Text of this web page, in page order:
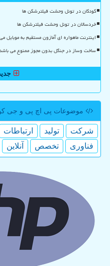
کودکان در تونل وحشت فیلترشکن ها
خردسالان در تونل وحشت فیلترشکن ها
اینترنت ماهواره ای آمازون مستقیم به موبایل
ساخت وساز در جنگل بدون مجوز ممنوع می
موضوعات پی اچ پی و جی
شركت تولید ارتباطات
فناوری
تخصص آنلاین